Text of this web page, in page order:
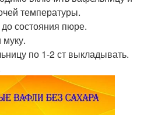
температуры.
состояния пюре.
по 1-2 ст выкладывать.